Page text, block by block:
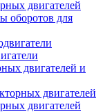
двигателей
оборотов для
двигателей и
двигателей
двигателей